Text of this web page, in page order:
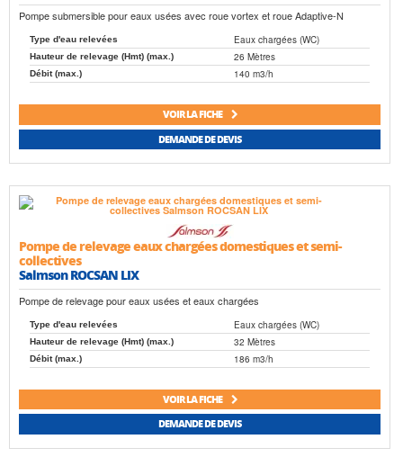
Pompe submersible pour eaux usées avec roue vortex et roue Adaptive-N
Type d'eau relevées Eaux chargées (WC)
Hauteur de relevage (Hmt) (max.) 26 Mètres
Débit (max.) 140 m3/h
VOIR LA FICHE
DEMANDE DE DEVIS
Pompe de relevage eaux chargées domestiques et semi-
collectives
Salmson ROCSAN LIX
Pompe de relevage pour eaux usées et eaux chargées
Type d'eau relevées Eaux chargées (WC)
Hauteur de relevage (Hmt) (max.) 32 Mètres
Débit (max.) 186 m3/h
VOIR LA FICHE
DEMANDE DE DEVIS